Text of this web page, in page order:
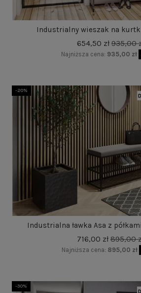
Industrialny wieszak na
654,50 zł935,00
Najniższa cena: 935,00 zł
-20%
Industrialna ławka Asa z
716,00 zł 895,00
Najniższa cena: 895,00 zł
-30%